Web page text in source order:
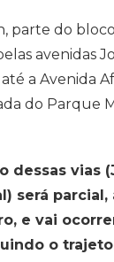
parte do
avenidas
a Avenida
do Parque
dessas vias
será parcial,
e vai
o